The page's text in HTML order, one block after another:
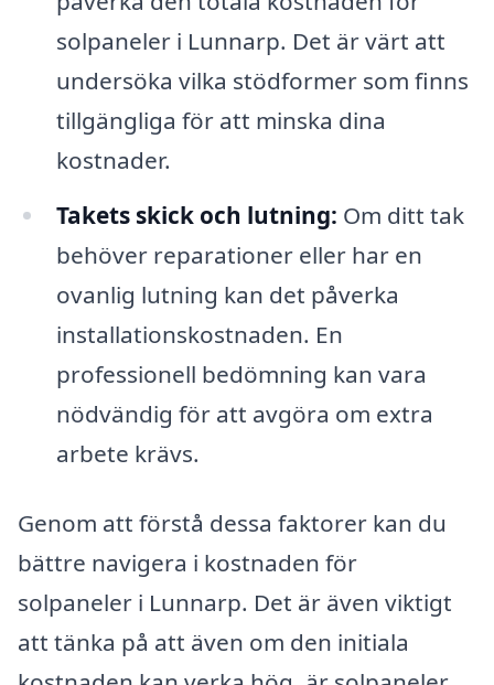
solpaneler i Lunnarp. Det är värt att
undersöka vilka stödformer som finns
tillgängliga för att minska dina
kostnader.
Takets skick och lutning: Om ditt tak
behöver reparationer eller har en
ovanlig lutning kan det påverka
installationskostnaden. En
professionell bedömning kan vara
nödvändig för att avgöra om extra
arbete krävs.
Genom att förstå dessa faktorer kan du
bättre navigera i kostnaden för
solpaneler i Lunnarp. Det är även viktigt
att tänka på att även om den initiala